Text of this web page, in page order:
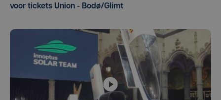
voor tickets Union - Bodø/Glimt